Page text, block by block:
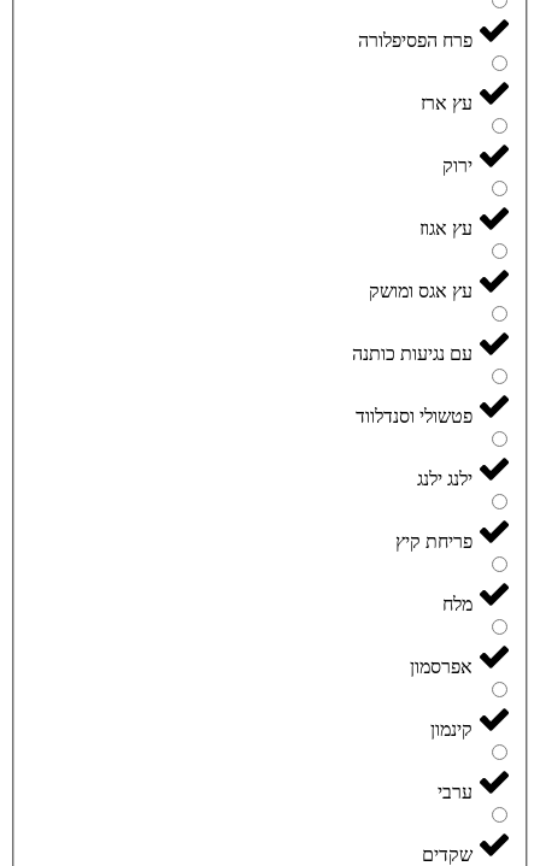
פרח הפסיפלורה
עץ ארז
ירוק
עץ אגוז
עץ אגס ומושק
עם נגיעות כותנה
פטשולי וסנדלווד
ילנג ילנג
פריחת קיץ
מלח
אפרסמון
קינמון
ערבי
שקדים